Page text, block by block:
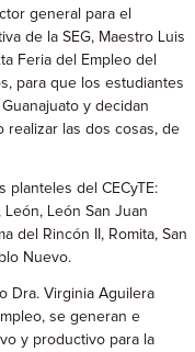
general para el
de la SEG, Maestro Luis
Feria del Empleo del
para que los estudiantes
y decidan
realizar las dos cosas, de
planteles del CECyTE:
León, León San Juan
del Rincón II, Romita, San
Nuevo.
Dra. Virginia Aguilera
se generan e
y productivo para la